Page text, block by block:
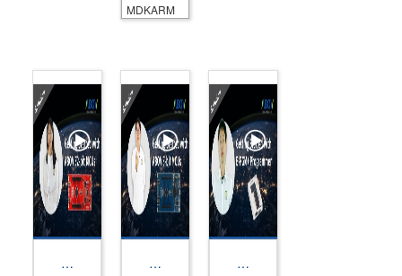
2
1
St
ar
t
(A
1
G
2
2
6)
MDKARM
u
cti
n)
3 8 通